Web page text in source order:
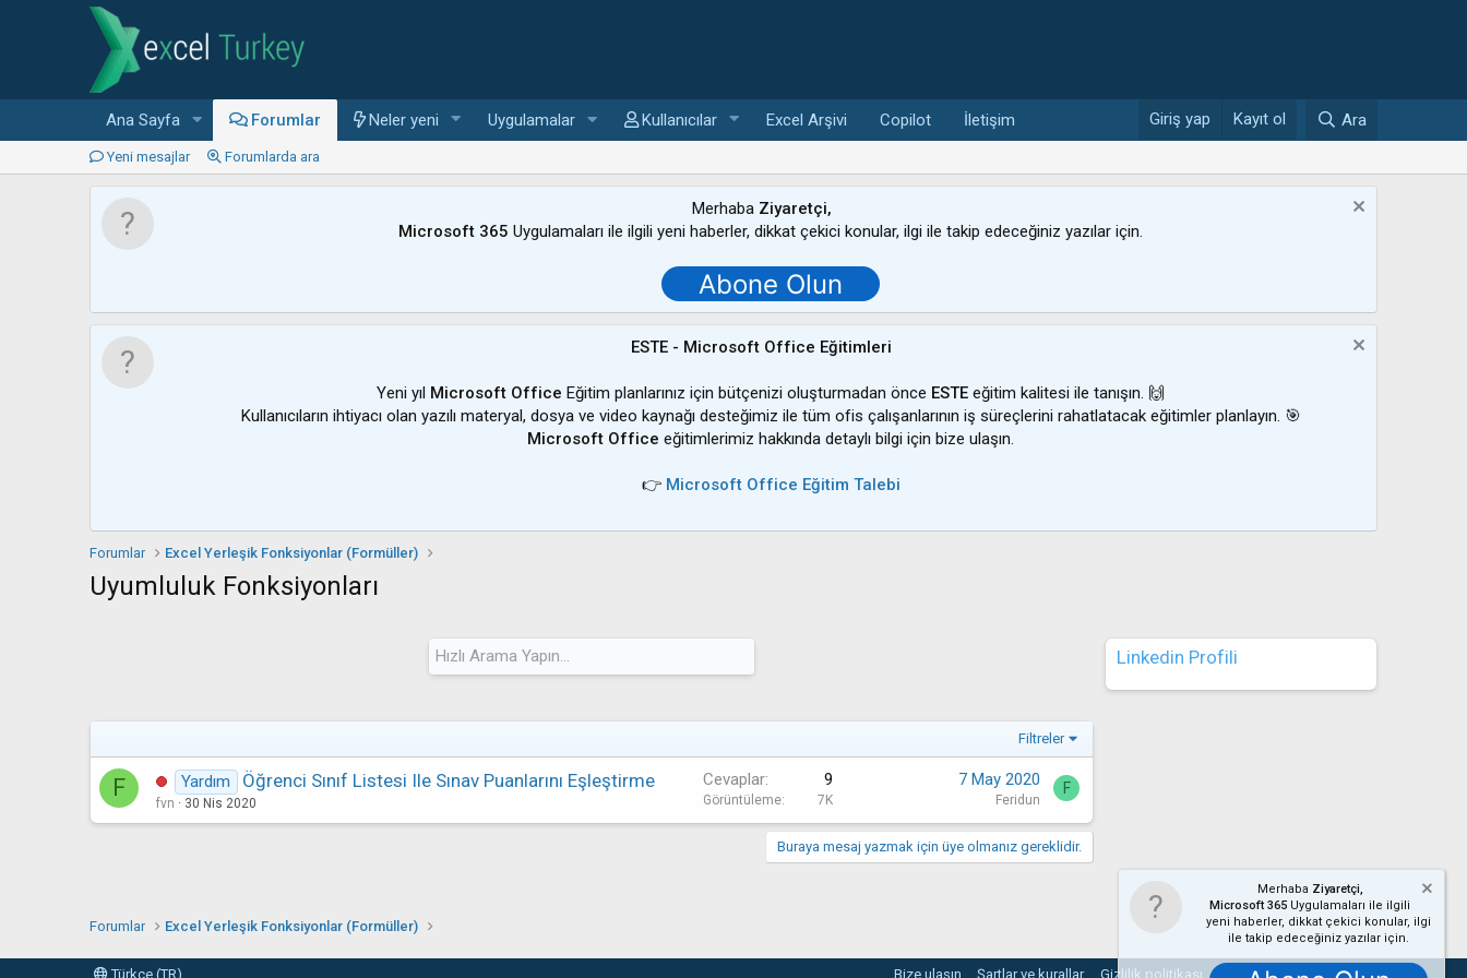
Ana Sayfa Forumlar Neler yeni Uygulamalar Kullanıcılar Excel Arşivi Copilot İletişim Giriş yap Kayıt ol Ara
Yeni mesajlar Forumlarda ara
Merhaba Ziyaretçi,
Microsoft 365 Uygulamaları ile ilgili yeni haberler, dikkat çekici konular, ilgi ile takip edeceğiniz yazılar için.
Abone Olun
ESTE - Microsoft Office Eğitimleri
Yeni yıl Microsoft Office Eğitim planlarınız için bütçenizi oluşturmadan önce ESTE eğitim kalitesi ile tanışın. 🙌
Kullanıcıların ihtiyacı olan yazılı materyal, dosya ve video kaynağı desteğimiz ile tüm ofis çalışanlarının iş süreçlerini rahatlatacak eğitimler planlayın. 🎯
Microsoft Office eğitimlerimiz hakkında detaylı bilgi için bize ulaşın.
👉 Microsoft Office Eğitim Talebi
Forumlar Excel Yerleşik Fonksiyonlar (Formüller)
Uyumluluk Fonksiyonları
Filtreler
F Yardım Öğrenci Sınıf Listesi Ile Sınav Puanlarını Eşleştirme
fvn 30 Nis 2020
Cevaplar 9
Görüntüleme 7K
7 May 2020
Feridun
F
Buraya mesaj yazmak için üye olmanız gereklidir.
Linkedin Profili
Forumlar Excel Yerleşik Fonksiyonlar (Formüller)
Türkçe (TR) Bize ulaşın Şartlar ve kurallar Gizlilik politikası Yardım Ana sayfa R
Merhaba Ziyaretçi,
Microsoft 365 Uygulamaları ile ilgili
yeni haberler, dikkat çekici konular, ilgi
ile takip edeceğiniz yazılar için.